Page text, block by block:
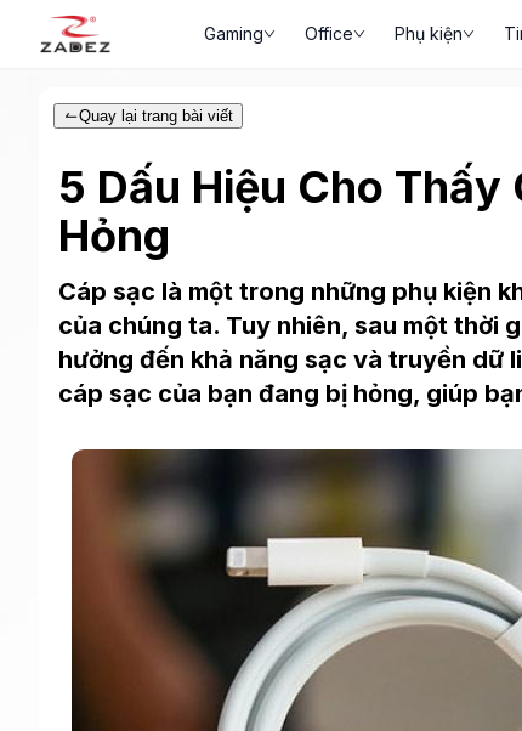
Gaming Office Phụ kiện
Quay lại trang bài viết
5 Dấu Hiệu Cho Thấy
Hỏng
Cáp sạc là một trong những phụ kiện
của chúng ta. Tuy nhiên, sau một thời
hưởng đến khả năng sạc và truyền dữ
cáp sạc của bạn đang bị hỏng, giúp